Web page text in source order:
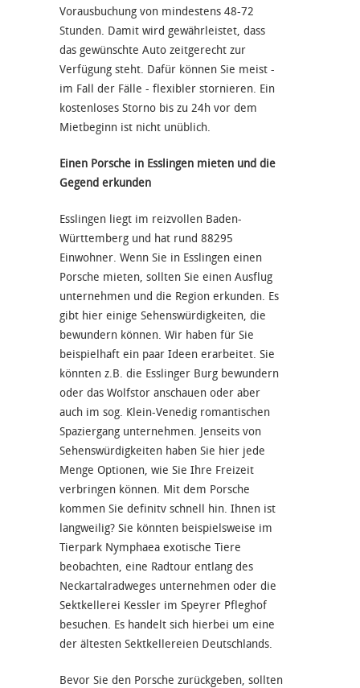
Vorausbuchung von mindestens 48-72
Stunden. Damit wird gewährleistet, dass
das gewünschte Auto zeitgerecht zur
Verfügung steht. Dafür können Sie meist -
im Fall der Fälle - flexibler stornieren. Ein
kostenloses Storno bis zu 24h vor dem
Mietbeginn ist nicht unüblich.
Einen Porsche in Esslingen mieten und die
Gegend erkunden
Esslingen liegt im reizvollen Baden-
Württemberg und hat rund 88295
Einwohner. Wenn Sie in Esslingen einen
Porsche mieten, sollten Sie einen Ausflug
unternehmen und die Region erkunden. Es
gibt hier einige Sehenswürdigkeiten, die
bewundern können. Wir haben für Sie
beispielhaft ein paar Ideen erarbeitet. Sie
könnten z.B. die Esslinger Burg bewundern
oder das Wolfstor anschauen oder aber
auch im sog. Klein-Venedig romantischen
Spaziergang unternehmen. Jenseits von
Sehenswürdigkeiten haben Sie hier jede
Menge Optionen, wie Sie Ihre Freizeit
verbringen können. Mit dem Porsche
kommen Sie definitv schnell hin. Ihnen ist
langweilig? Sie könnten beispielsweise im
Tierpark Nymphaea exotische Tiere
beobachten, eine Radtour entlang des
Neckartalradweges unternehmen oder die
Sektkellerei Kessler im Speyrer Pfleghof
besuchen. Es handelt sich hierbei um eine
der ältesten Sektkellereien Deutschlands.
Bevor Sie den Porsche zurückgeben, sollten